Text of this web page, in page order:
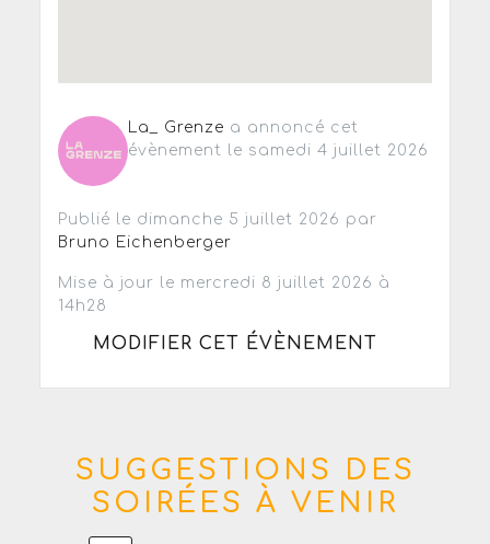
La_ Grenze a annoncé cet
évènement le samedi 4 juillet 2026
Publié le dimanche 5 juillet 2026 par
Bruno Eichenberger
Mise à jour le mercredi 8 juillet 2026 à
14h28
MODIFIER CET ÉVÈNEMENT
SUGGESTIONS DES
SOIRÉES À VENIR